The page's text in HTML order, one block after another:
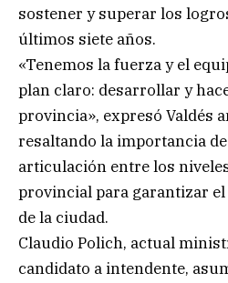
sostener y superar los
últimos siete años.
«Tenemos la fuerza y el
plan claro: desarrollar y
provincia», expresó Valdés
resaltando la importancia
articulación entre los
provincial para garantizar
de la ciudad.
Claudio Polich, actual
candidato a intendente,